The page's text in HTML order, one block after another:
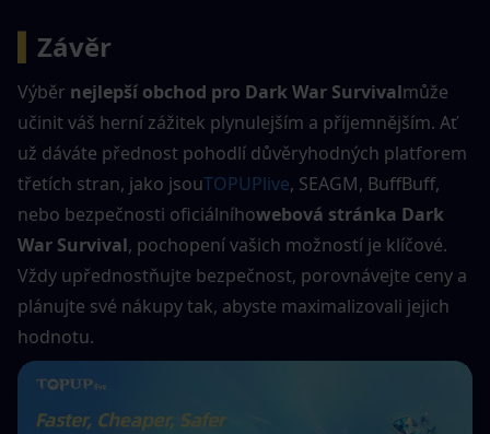
Závěr
Výběr nejlepší obchod pro Dark War Survivalmůže
učinit váš herní zážitek plynulejším a příjemnějším. Ať
už dáváte přednost pohodlí důvěryhodných platforem
třetích stran, jako jsouTOPUPlive, SEAGM, BuffBuff,
nebo bezpečnosti oficiálníhowebová stránka Dark
War Survival, pochopení vašich možností je klíčové.
Vždy upřednostňujte bezpečnost, porovnávejte ceny a
plánujte své nákupy tak, abyste maximalizovali jejich
hodnotu.